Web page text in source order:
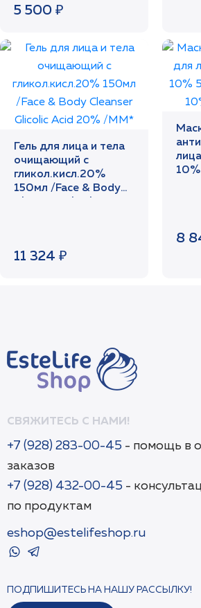
5 500 ₽
Гель для лица и тела
очищающий с
гликол.кисл.20%
150мл /Face & Body
11 324 ₽
8
СВЯЖИТЕСЬ С НАМИ!
+7 (928) 283-00-45 - помощь в
заказов
+7 (928) 432-00-45 -
по продуктам
eshop@estelifeshop.ru
ПОДПИШИТЕСЬ НА НАШУ РАССЫЛКУ!